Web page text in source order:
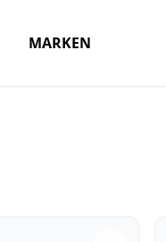
MARKEN